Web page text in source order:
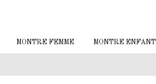
MONTRE FEMME MONTRE ENFANT